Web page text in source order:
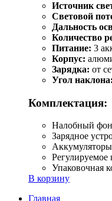
Источник
Световой
Дальность
Количество
Питание: 3
Корпус:
Зарядка: от
Угол наклона:
Комплектация:
Налобный
Зарядное
Упаковочная
В корзину
Главная